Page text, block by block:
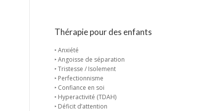
Thérapie pour des enfants
‣ Anxiété
‣ Angoisse de séparation
‣ Tristesse / Isolement
‣ Perfectionnisme
‣ Confiance en soi
‣ Hyperactivité (TDAH)
‣ Déficit d’attention